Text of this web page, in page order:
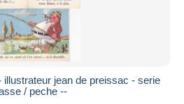
jean de preissac - serie
/ peche --